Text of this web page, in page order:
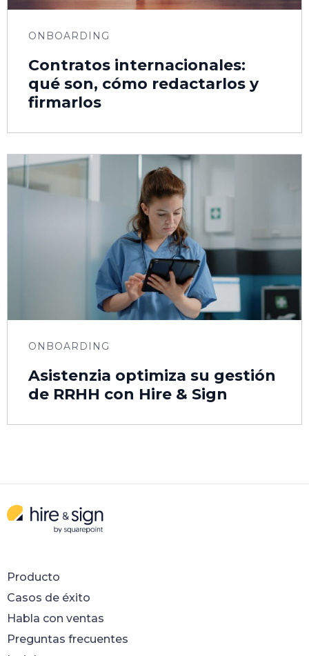
ONBOARDING
Contratos internacionales:
qué son, cómo redactarlos y
firmarlos
ONBOARDING
Asistenzia optimiza su gestión
de RRHH con Hire & Sign
Producto
Casos de éxito
Habla con ventas
Preguntas frecuentes